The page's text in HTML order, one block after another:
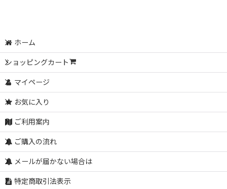
ホーム
ショッピングカート
マイページ
お気に入り
ご利用案内
ご購入の流れ
メールが届かない場合は
特定商取引法表示